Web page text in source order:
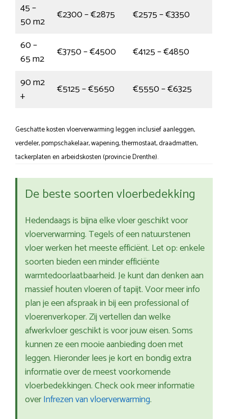
45 –
50 m2
€2300 – €2875
€2575 – €3350
60 –
65 m2
€3750 – €4500
€4125 – €4850
90 m2
+
€5125 – €5650 €5550 – €6325
Geschatte kosten vloerverwarming leggen inclusief aanleggen,
verdeler, pompschakelaar, wapening, thermostaat, draadmatten,
tackerplaten en arbeidskosten (provincie Drenthe).
De beste soorten vloerbedekking
Hedendaags is bijna elke vloer geschikt voor
vloerverwarming. Tegels of een natuurstenen
vloer werken het meeste efficiënt. Let op: enkele
soorten bieden een minder efficiënte
warmtedoorlaatbaarheid. Je kunt dan denken aan
massief houten vloeren of tapijt. Voor meer info
plan je een afspraak in bij een professional of
vloerenverkoper. Zij vertellen dan welke
afwerkvloer geschikt is voor jouw eisen. Soms
kunnen ze een mooie aanbieding doen met
leggen. Hieronder lees je kort en bondig extra
informatie over de meest voorkomende
vloerbedekkingen. Check ook meer informatie
overInfrezen van vloerverwarming.